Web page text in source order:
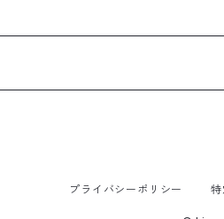
プライバシーポリシー